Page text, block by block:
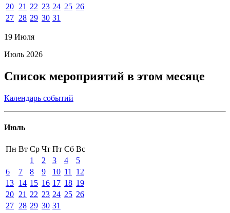
20 21 22 23 24 25 26
27 28 29 30 31
19 Июля
Июль 2026
Список мероприятий в этом месяце
Календарь событий
Июль
Пн Вт Ср Чт Пт Сб Вс
1
2 3 4
5
6
7 8 9 10 11
12
13 14 15 16 17 18 19
20 21 22 23 24 25 26
27 28 29 30 31